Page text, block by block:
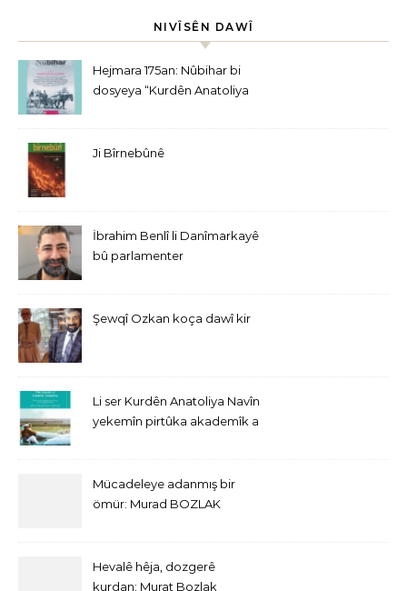
NIVÎSÊN DAWÎ
Hejmara 175an: Nûbihar bi
dosyeya “Kurdên Anatoliya
Ji Bîrnebûnê
İbrahim Benlî li Danîmarkayê
bû parlamenter
Şewqî Ozkan koça dawî kir
Li ser Kurdên Anatoliya Navîn
yekemîn pirtûka akademîk a
Mücadeleye adanmış bir
ömür: Murad BOZLAK
Hevalê hêja, dozgerê
kurdan: Murat Bozlak